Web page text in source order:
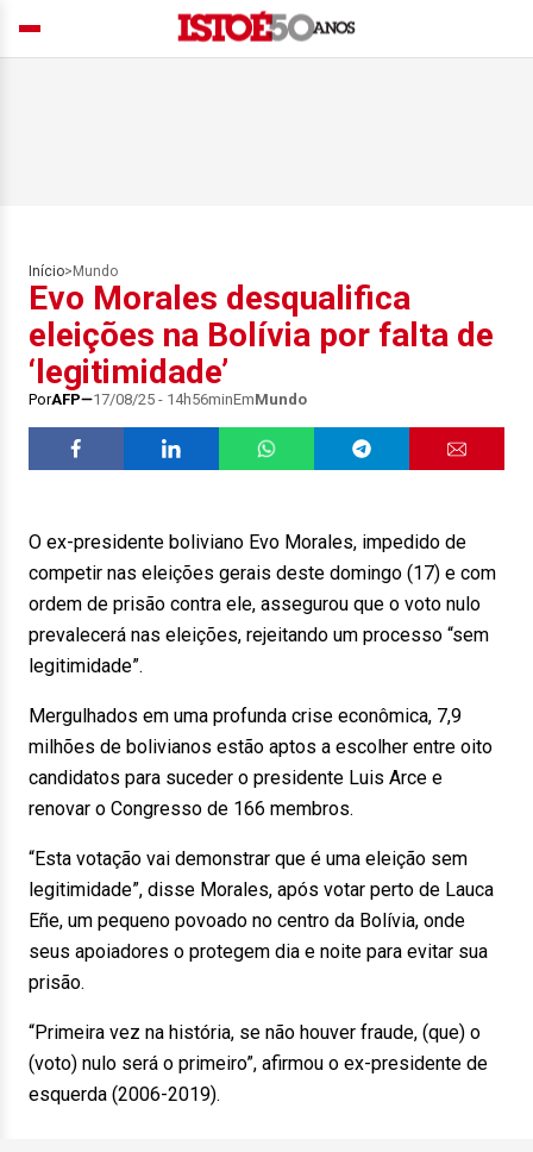
Início> Mundo
Evo Morales desqualifica
eleições na Bolívia por falta de
‘legitimidade’
PorAFP 17/08/25 - 14h56minEmMundo
O ex-presidente boliviano Evo Morales, impedido de
competir nas eleições gerais deste domingo (17) e com
ordem de prisão contra ele, assegurou que o voto nulo
prevalecerá nas eleições, rejeitando um processo “sem
legitimidade”.
Mergulhados em uma profunda crise econômica, 7,9
milhões de bolivianos estão aptos a escolher entre oito
candidatos para suceder o presidente Luis Arce e
renovar o Congresso de 166 membros.
“Esta votação vai demonstrar que é uma eleição sem
legitimidade”, disse Morales, após votar perto de Lauca
Eñe, um pequeno povoado no centro da Bolívia, onde
seus apoiadores o protegem dia e noite para evitar sua
prisão.
“Primeira vez na história, se não houver fraude, (que) o
(voto) nulo será o primeiro”, afirmou o ex-presidente de
esquerda (2006-2019).